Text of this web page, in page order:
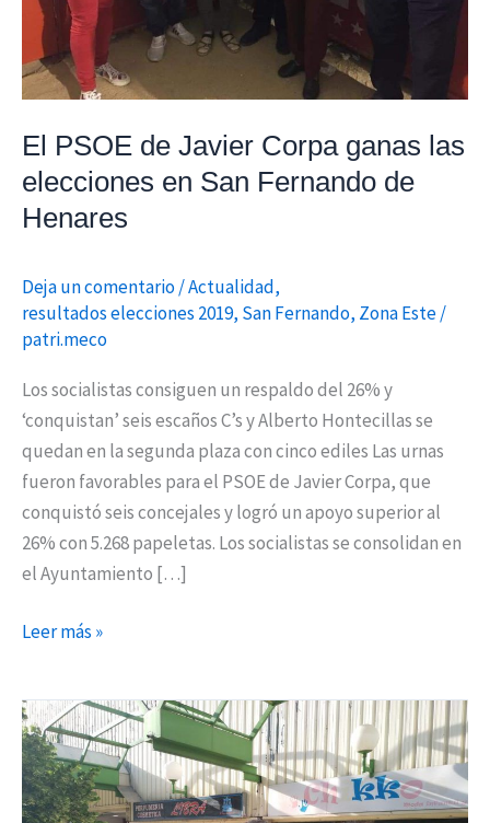
El PSOE de Javier Corpa ganas las
elecciones en San Fernando de
Henares
Deja un comentario/Actualidad,
resultados elecciones 2019, San Fernando, Zona Este/
patri.meco
Los socialistas consiguen un respaldo del 26% y
‘conquistan’ seis escaños C’s y Alberto Hontecillas se
quedan en la segunda plaza con cinco ediles Las urnas
fueron favorables para el PSOE de Javier Corpa, que
conquistó seis concejales y logró un apoyo superior al
26% con 5.268 papeletas. Los socialistas se consolidan en
el Ayuntamiento […]
San
Fernando
Henares
Leer más »
El
PSOE,
gran
vencedor